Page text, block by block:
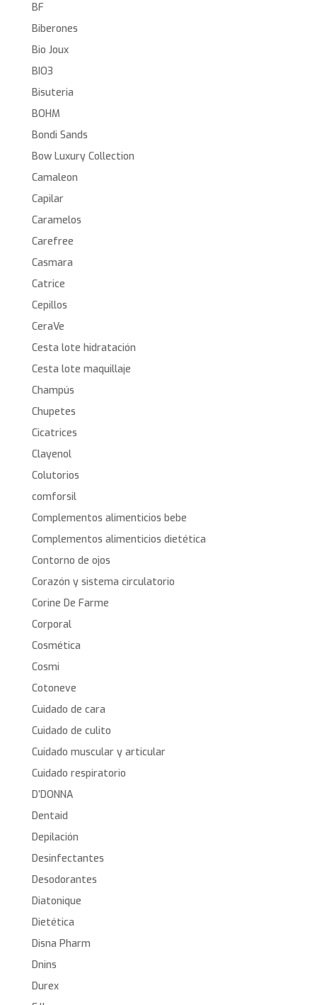
BF
Biberones
Bio Joux
BIO3
Bisuteria
BOHM
Bondi Sands
Bow Luxury Collection
Camaleon
Capilar
Caramelos
Carefree
Casmara
Catrice
Cepillos
CeraVe
Cesta lote hidratación
Cesta lote maquillaje
Champús
Chupetes
Cicatrices
Clayenol
Colutorios
comforsil
Complementos alimenticios bebe
Complementos alimenticios dietética
Contorno de ojos
Corazón y sistema circulatorio
Corine De Farme
Corporal
Cosmética
Cosmi
Cotoneve
Cuidado de cara
Cuidado de culito
Cuidado muscular y articular
Cuidado respiratorio
D’DONNA
Dentaid
Depilación
Desinfectantes
Desodorantes
Diatonique
Dietética
Disna Pharm
Dnins
Durex